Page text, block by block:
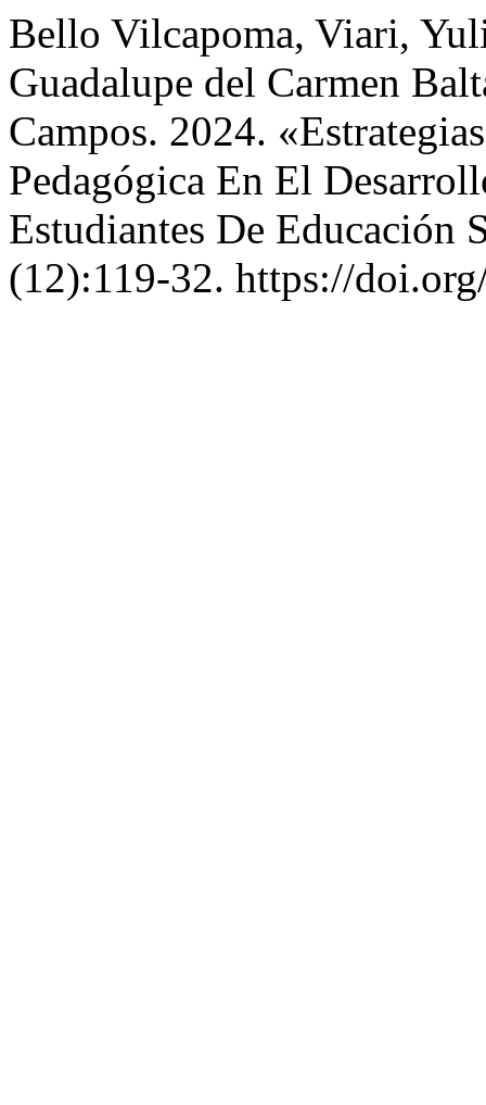
Bello Vilcapoma, Viari,
Guadalupe del Carmen
Campos. 2024.
Pedagógica En El
Estudiantes De Educación
(12):119-32. https://